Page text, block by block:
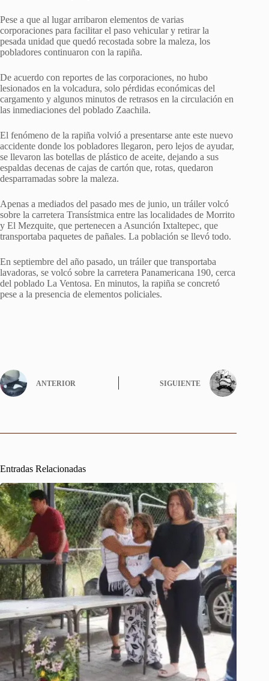
Pese a que al lugar arribaron elementos de varias
corporaciones para facilitar el paso vehicular y retirar la
pesada unidad que quedó recostada sobre la maleza, los
pobladores continuaron con la rapiña.
De acuerdo con reportes de las corporaciones, no hubo
lesionados en la volcadura, solo pérdidas económicas del
cargamento y algunos minutos de retrasos en la circulación en
las inmediaciones del poblado Zaachila.
El fenómeno de la rapiña volvió a presentarse ante este nuevo
accidente donde los pobladores llegaron, pero lejos de ayudar,
se llevaron las botellas de plástico de aceite, dejando a sus
espaldas decenas de cajas de cartón que, rotas, quedaron
desparramadas sobre la maleza.
Apenas a mediados del pasado mes de junio, un tráiler volcó
sobre la carretera Transístmica entre las localidades de Morrito
y El Mezquite, que pertenecen a Asunción Ixtaltepec, que
transportaba paquetes de pañales. La población se llevó todo.
En septiembre del año pasado, un tráiler que transportaba
lavadoras, se volcó sobre la carretera Panamericana 190, cerca
del poblado La Ventosa. En minutos, la rapiña se concretó
pese a la presencia de elementos policiales.
ANTERIOR SIGUIENTE
Entradas Relacionadas